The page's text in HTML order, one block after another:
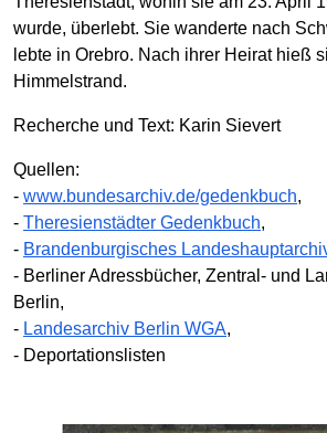
wurde, überlebt. Sie wanderte nach
lebte in Orebro. Nach ihrer Heirat hieß
Himmelstrand.
Recherche und Text: Karin Sievert
Quellen:
- www.bundesarchiv.de/gedenkbuch,
- Theresienstädter Gedenkbuch,
- Brandenburgisches
- Berliner Adressbücher, Zentral- und
Berlin,
- Landesarchiv Berlin WGA,
- Deportationslisten